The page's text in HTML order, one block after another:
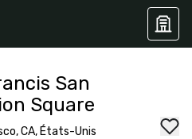
San
Square
CA, États-Unis